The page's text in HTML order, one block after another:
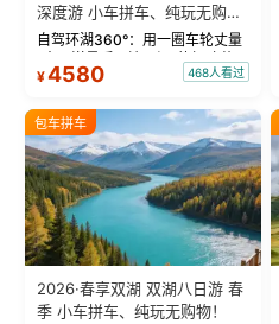
深度游 小车拼车、纯玩无购
物！
自驾环湖360°：用一圈车轮丈量
“大西洋最后一滴眼泪”的极致蔚
蓝。 赛湖旅拍：甄选多款风格服
绝美瞬间。 赛湖坦克300跟车视
频：专业摄影师...
¥4580 468人看过
包车拼车
2026·春享双湖 双湖八日游 春
季 小车拼车、纯玩无购物！